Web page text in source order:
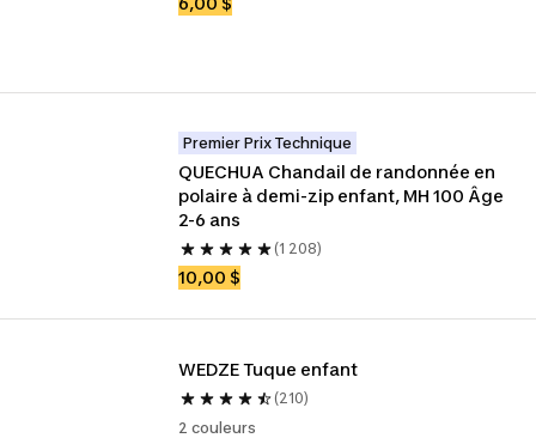
Premier Prix Technique
QUECHUA Chandail de randonnée en
polaire à demi-zip enfant, MH 100 Âge
2-6 ans
(1 208)
10,00 $
WEDZE Tuque enfant
(210)
2 couleurs